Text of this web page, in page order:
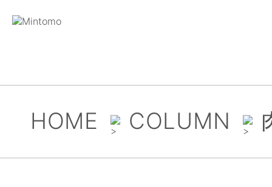
HOME COLUMN